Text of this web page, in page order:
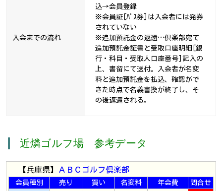
入会までの流れ
込→会員登録
※会員証[ﾊﾟｽ券]は入会者には発券
されていない
※追加預託金の返還…倶楽部宛て
追加預託金証書と受取口座明細[銀
行・科目・受取人口座番号]記入の
上、書留にて送付。入会者が名変
料と追加預託金を払込、確認がで
きた時点で名義書換が終了し、そ
の後返還される。
近燐ゴルフ場 参考データ
【兵庫県】 ＡＢＣゴルフ倶楽部
会員種別 売り 買い 名変料 年会費
問合せ